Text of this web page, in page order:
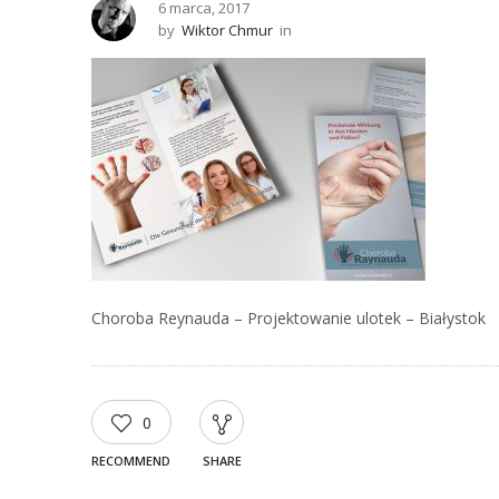
6 marca, 2017
by Wiktor Chmur in
Choroba Reynauda – Projektowanie ulotek – Białystok
0
RECOMMEND SHARE